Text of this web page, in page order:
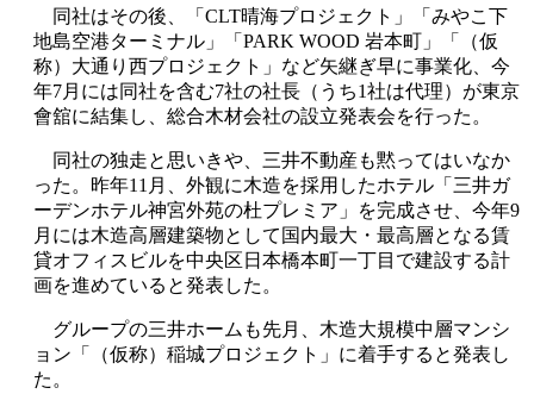
同社はその後、「CLT晴海プロジェクト」「みやこ下
地島空港ターミナル」「PARK WOOD 岩本町」「（仮
称）大通り西プロジェクト」など矢継ぎ早に事業化、今
年7月には同社を含む7社の社長（うち1社は代理）が東京
會舘に結集し、総合木材会社の設立発表会を行った。
同社の独走と思いきや、三井不動産も黙ってはいなか
った。昨年11月、外観に木造を採用したホテル「三井ガ
ーデンホテル神宮外苑の杜プレミア」を完成させ、今年9
月には木造高層建築物として国内最大・最高層となる賃
貸オフィスビルを中央区日本橋本町一丁目で建設する計
画を進めていると発表した。
グループの三井ホームも先月、木造大規模中層マンシ
ョン「（仮称）稲城プロジェクト」に着手すると発表し
た。